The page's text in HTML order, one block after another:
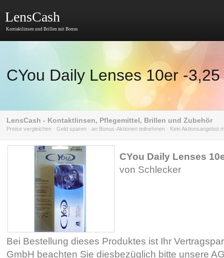
LensCash
Kontaktlinsen und Brillen mit Bonus
CYou Daily Lenses 10er -
LensCash - Kontaktlinsen, Pflegemittel, Brillen und Zubehör
Preise vergleichen · Geld sparen · an Bonus-Aktionen teilnehmen · Kein Aktionsangebot
CYou Daily Lenses
von Schlecker
Bei Bestellung dieses Produktes ist Ihr
GmbH beachten Sie diesbezüglich bitte unsere